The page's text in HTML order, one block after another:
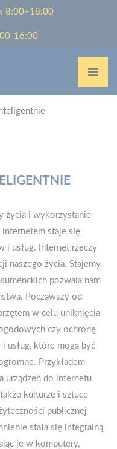
8:00–18:00
16:00
życia i wykorzystanie
internetem staje się
i usług. Internet rzeczy
naszego życia. Stajemy
pozwala nam
Począwszy od
w celu uniknięcia
czy ochronę
usług, które mogą być
Przykładem
urządzeń do internetu
kulturze i sztuce
publicznej
stała się integralną
je w komputery,